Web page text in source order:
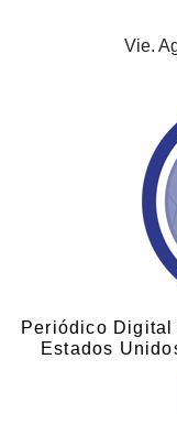
Vie.
Periódico
Estados